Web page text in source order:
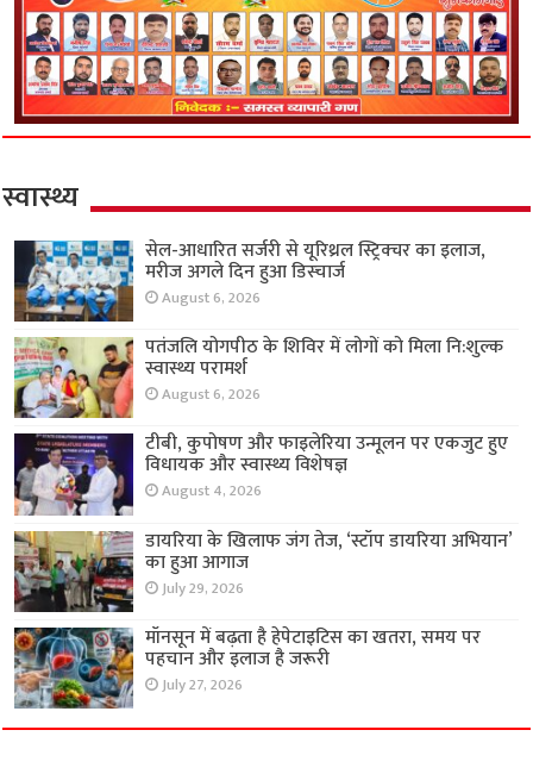
स्वास्थ्य
सेल-आधारित सर्जरी से यूरिथ्रल स्ट्रिक्चर का इलाज,
मरीज अगले दिन हुआ डिस्चार्ज
August 6, 2026
पतंजलि योगपीठ के शिविर में लोगों को मिला नि:शुल्क
स्वास्थ्य परामर्श
August 6, 2026
टीबी, कुपोषण और फाइलेरिया उन्मूलन पर एकजुट हुए
विधायक और स्वास्थ्य विशेषज्ञ
August 4, 2026
डायरिया के खिलाफ जंग तेज, ‘स्टॉप डायरिया अभियान’
का हुआ आगाज
July 29, 2026
मॉनसून में बढ़ता है हेपेटाइटिस का खतरा, समय पर
पहचान और इलाज है जरूरी
July 27, 2026